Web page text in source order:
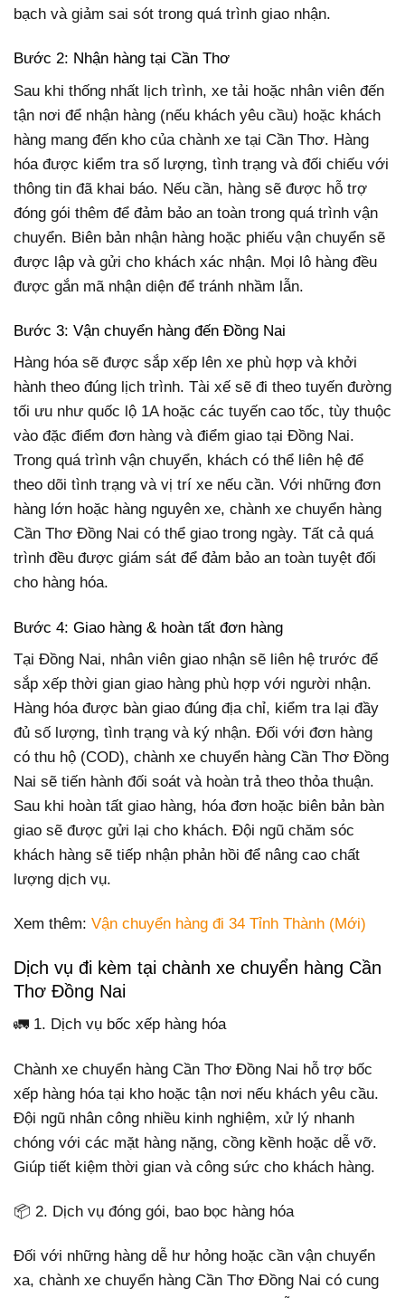
bạch và giảm sai sót trong quá trình giao nhận.
Bước 2: Nhận hàng tại Cần Thơ
Sau khi thống nhất lịch trình, xe tải hoặc nhân viên đến
tận nơi để nhận hàng (nếu khách yêu cầu) hoặc khách
hàng mang đến kho của chành xe tại Cần Thơ. Hàng
hóa được kiểm tra số lượng, tình trạng và đối chiếu với
thông tin đã khai báo. Nếu cần, hàng sẽ được hỗ trợ
đóng gói thêm để đảm bảo an toàn trong quá trình vận
chuyển. Biên bản nhận hàng hoặc phiếu vận chuyển sẽ
được lập và gửi cho khách xác nhận. Mọi lô hàng đều
được gắn mã nhận diện để tránh nhầm lẫn.
Bước 3: Vận chuyển hàng đến Đồng Nai
Hàng hóa sẽ được sắp xếp lên xe phù hợp và khởi
hành theo đúng lịch trình. Tài xế sẽ đi theo tuyến đường
tối ưu như quốc lộ 1A hoặc các tuyến cao tốc, tùy thuộc
vào đặc điểm đơn hàng và điểm giao tại Đồng Nai.
Trong quá trình vận chuyển, khách có thể liên hệ để
theo dõi tình trạng và vị trí xe nếu cần. Với những đơn
hàng lớn hoặc hàng nguyên xe, chành xe chuyển hàng
Cần Thơ Đồng Nai có thể giao trong ngày. Tất cả quá
trình đều được giám sát để đảm bảo an toàn tuyệt đối
cho hàng hóa.
Bước 4: Giao hàng & hoàn tất đơn hàng
Tại Đồng Nai, nhân viên giao nhận sẽ liên hệ trước để
sắp xếp thời gian giao hàng phù hợp với người nhận.
Hàng hóa được bàn giao đúng địa chỉ, kiểm tra lại đầy
đủ số lượng, tình trạng và ký nhận. Đối với đơn hàng
có thu hộ (COD), chành xe chuyển hàng Cần Thơ Đồng
Nai sẽ tiến hành đối soát và hoàn trả theo thỏa thuận.
Sau khi hoàn tất giao hàng, hóa đơn hoặc biên bản bàn
giao sẽ được gửi lại cho khách. Đội ngũ chăm sóc
khách hàng sẽ tiếp nhận phản hồi để nâng cao chất
lượng dịch vụ.
Xem thêm: Vận chuyển hàng đi 34 Tỉnh Thành (Mới)
Dịch vụ đi kèm tại chành xe chuyển hàng Cần
Thơ Đồng Nai
🚛 1. Dịch vụ bốc xếp hàng hóa
Chành xe chuyển hàng Cần Thơ Đồng Nai hỗ trợ bốc
xếp hàng hóa tại kho hoặc tận nơi nếu khách yêu cầu.
Đội ngũ nhân công nhiều kinh nghiệm, xử lý nhanh
chóng với các mặt hàng nặng, cồng kềnh hoặc dễ vỡ.
Giúp tiết kiệm thời gian và công sức cho khách hàng.
📦 2. Dịch vụ đóng gói, bao bọc hàng hóa
Đối với những hàng dễ hư hỏng hoặc cần vận chuyển
xa, chành xe chuyển hàng Cần Thơ Đồng Nai có cung